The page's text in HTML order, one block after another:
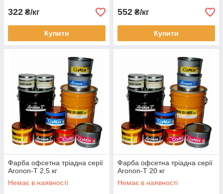
322 ₴/кг
Купити
552 ₴/кг
Купити
Фарба офсетна тріадна серії
Aronon-T 2,5 кг
Немає в наявності
Фарба офсетна тріадна серії
Aronon-T 20 кг
Немає в наявності